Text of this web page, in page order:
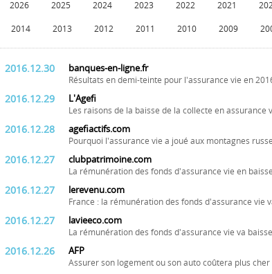
2026 2025 2024 2023 2022 2021
2014 2013 2012 2011 2010 2009
2016.12.30 banques-en-ligne.fr
Résultats en demi-teinte pour l'assurance vie en
2016.12.29 L'Agefi
Les raisons de la baisse de la collecte en assurance
2016.12.28 agefiactifs.com
Pourquoi l'assurance vie a joué aux montagnes
2016.12.27 clubpatrimoine.com
La rémunération des fonds d'assurance vie en baisse
2016.12.27 lerevenu.com
France : la rémunération des fonds d'assurance vie
2016.12.27 lavieeco.com
La rémunération des fonds d'assurance vie va
2016.12.26 AFP
Assurer son logement ou son auto coûtera plus cher